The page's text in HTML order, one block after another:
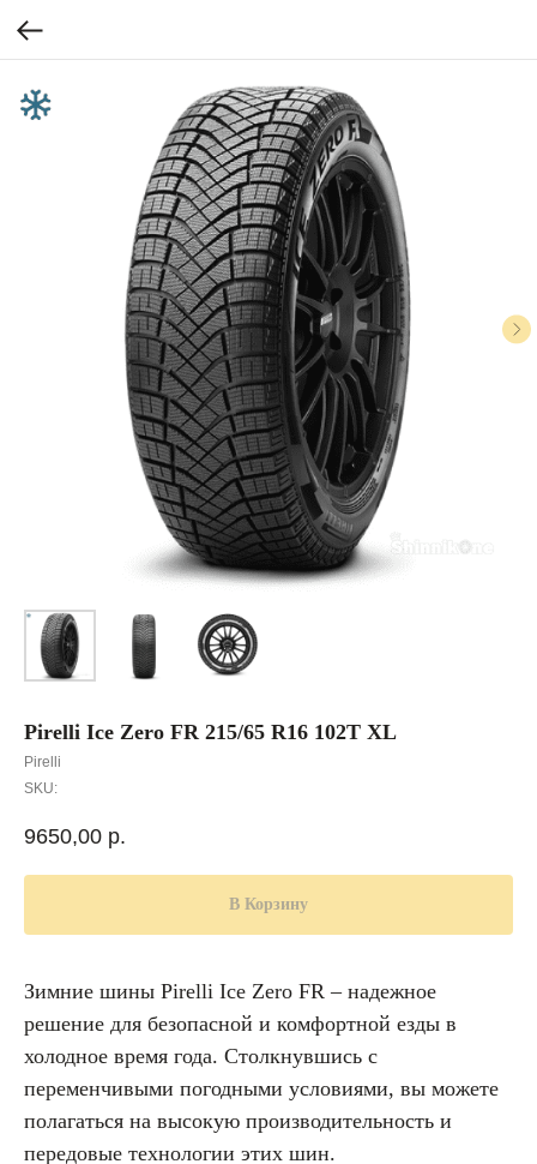
Pirelli Ice Zero FR 215/65 R16 102T XL
Pirelli
SKU:
9650,00 р.
В Корзину
Зимние шины Pirelli Ice Zero FR – надежное
решение для безопасной и комфортной езды в
холодное время года. Столкнувшись с
переменчивыми погодными условиями, вы можете
полагаться на высокую производительность и
передовые технологии этих шин.